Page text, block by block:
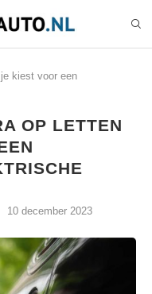
kiest voor een
OP LETTEN
10 december 2023